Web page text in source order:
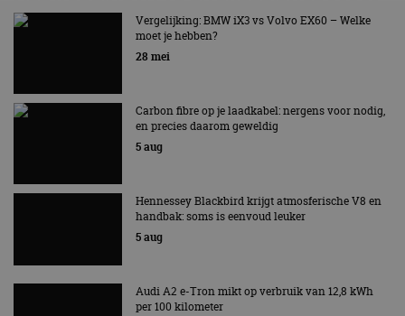
AUTORAI REGELT HET!
EV Experience 2026 van 24 tot 26 september
Vergelijking: BMW iX3 vs Volvo EX60 – Welke
moet je hebben?
28 mei
Carbon fibre op je laadkabel: nergens voor nodig,
en precies daarom geweldig
5 aug
Hennessey Blackbird krijgt atmosferische V8 en
handbak: soms is eenvoud leuker
5 aug
Audi A2 e-Tron mikt op verbruik van 12,8 kWh
per 100 kilometer